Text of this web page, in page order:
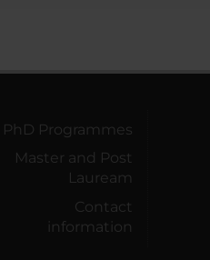
PhD Programmes
Master and Post
Lauream
Contact
information